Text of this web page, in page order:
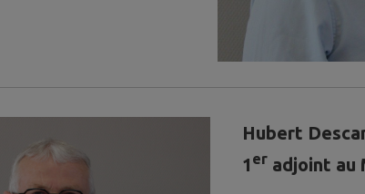
Hubert
1 eradjoint au